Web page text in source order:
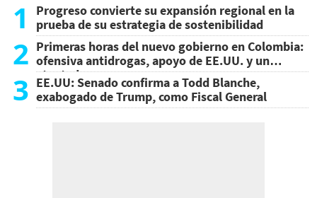
1
Progreso convierte su expansión regional en la
prueba de su estrategia de sostenibilidad
2 Primeras horas del nuevo gobierno en Colombia:
ofensiva antidrogas, apoyo de EE.UU. y un
atentado
3 EE.UU: Senado confirma a Todd Blanche,
exabogado de Trump, como Fiscal General